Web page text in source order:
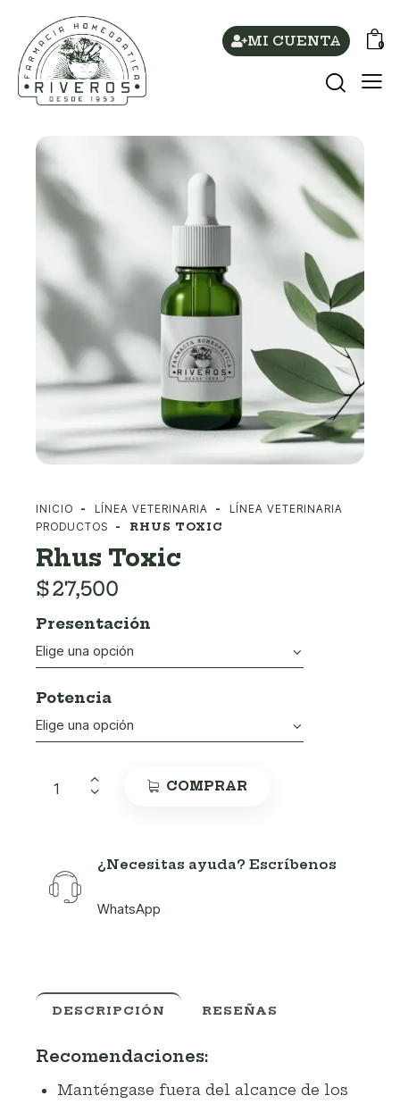
MI CUENTA 0
INICIO LÍNEA VETERINARIA
LÍNEA VETERINARIA
PRODUCTOS
RHUS TOXIC
Rhus Toxic
$27,500
Presentación
Potencia
COMPRAR
¿Necesitas ayuda? Escríbenos
WhatsApp
DESCRIPCIÓN RESEÑAS
Recomendaciones:
Manténgase fuera del alcance de los